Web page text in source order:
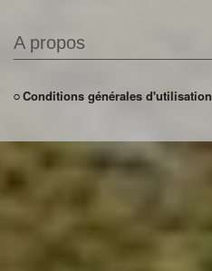
A propos
Conditions générales d'utilisation